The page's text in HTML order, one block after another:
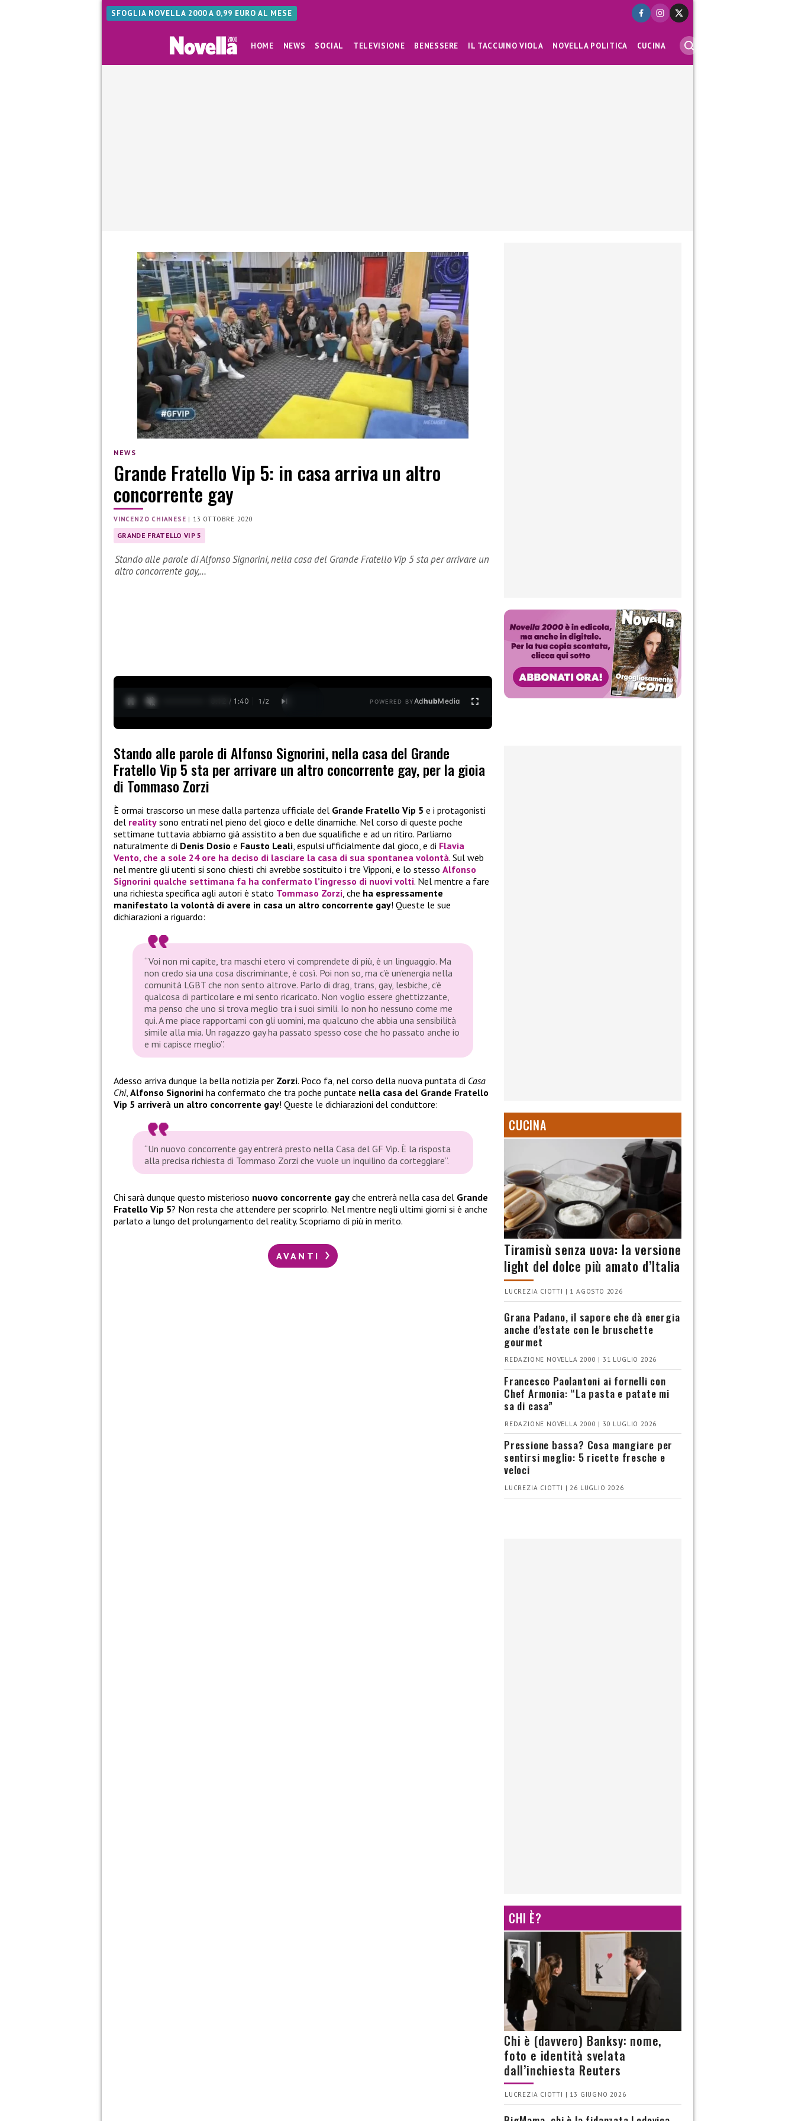
SFOGLIA NOVELLA 2000 A 0,99 EURO AL MESE
HOME NEWS SOCIAL TELEVISIONE BENESSERE IL TACCUINO VIOLA NOVELLA POLITICA CUCINA
NEWS
Grande Fratello Vip 5: in casa arriva un altro
concorrente gay
VINCENZO CHIANESE | 13 OTTOBRE 2020
GRANDE FRATELLO VIP 5
Stando alle parole di Alfonso Signorini, nella casa del Grande Fratello Vip 5 sta per arrivare un
altro concorrente gay,…
0:13 / 1:40 1 /2 POWERED BYAdhubMedia
Stando alle parole di Alfonso Signorini, nella casa del Grande
Fratello Vip 5 sta per arrivare un altro concorrente gay, per la gioia
di Tommaso Zorzi
È ormai trascorso un mese dalla partenza ufficiale del Grande Fratello Vip 5 e i protagonisti
del reality sono entrati nel pieno del gioco e delle dinamiche. Nel corso di queste poche
settimane tuttavia abbiamo già assistito a ben due squalifiche e ad un ritiro. Parliamo
naturalmente di Denis Dosio e Fausto Leali, espulsi ufficialmente dal gioco, e di Flavia
Vento, che a sole 24 ore ha deciso di lasciare la casa di sua spontanea volontà. Sul web
nel mentre gli utenti si sono chiesti chi avrebbe sostituito i tre Vipponi, e lo stesso Alfonso
Signorini qualche settimana fa ha confermato l’ingresso di nuovi volti. Nel mentre a fare
una richiesta specifica agli autori è stato Tommaso Zorzi, che ha espressamente
manifestato la volontà di avere in casa un altro concorrente gay! Queste le sue
dichiarazioni a riguardo:
“Voi non mi capite, tra maschi etero vi comprendete di più, è un linguaggio. Ma
non credo sia una cosa discriminante, è così. Poi non so, ma c’è un’energia nella
comunità LGBT che non sento altrove. Parlo di drag, trans, gay, lesbiche, c’è
qualcosa di particolare e mi sento ricaricato. Non voglio essere ghettizzante,
ma penso che uno si trova meglio tra i suoi simili. Io non ho nessuno come me
qui. A me piace rapportami con gli uomini, ma qualcuno che abbia una sensibilità
simile alla mia. Un ragazzo gay ha passato spesso cose che ho passato anche io
e mi capisce meglio”.
Adesso arriva dunque la bella notizia per Zorzi. Poco fa, nel corso della nuova puntata di Casa
Chi, Alfonso Signorini ha confermato che tra poche puntate nella casa del Grande Fratello
Vip 5 arriverà un altro concorrente gay! Queste le dichiarazioni del conduttore:
“Un nuovo concorrente gay entrerà presto nella Casa del GF Vip. È la risposta
alla precisa richiesta di Tommaso Zorzi che vuole un inquilino da corteggiare”.
Chi sarà dunque questo misterioso nuovo concorrente gay che entrerà nella casa del Grande
Fratello Vip 5? Non resta che attendere per scoprirlo. Nel mentre negli ultimi giorni si è anche
parlato a lungo del prolungamento del reality. Scopriamo di più in merito.
AVANTI
CUCINA
Tiramisù senza uova: la versione
light del dolce più amato d’Italia
LUCREZIA CIOTTI | 1 AGOSTO 2026
Grana Padano, il sapore che dà energia
anche d’estate con le bruschette
gourmet
REDAZIONE NOVELLA 2000 | 31 LUGLIO 2026
Francesco Paolantoni ai fornelli con
Chef Armonia: “La pasta e patate mi
sa di casa”
REDAZIONE NOVELLA 2000 | 30 LUGLIO 2026
Pressione bassa? Cosa mangiare per
sentirsi meglio: 5 ricette fresche e
veloci
LUCREZIA CIOTTI | 26 LUGLIO 2026
CHI È?
Chi è (davvero) Banksy: nome,
foto e identità svelata
dall’inchiesta Reuters
LUCREZIA CIOTTI | 13 GIUGNO 2026